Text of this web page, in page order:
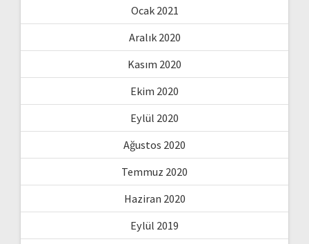
Ocak 2021
Aralık 2020
Kasım 2020
Ekim 2020
Eylül 2020
Ağustos 2020
Temmuz 2020
Haziran 2020
Eylül 2019